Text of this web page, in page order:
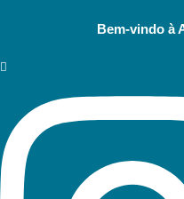
Bem-vindo à